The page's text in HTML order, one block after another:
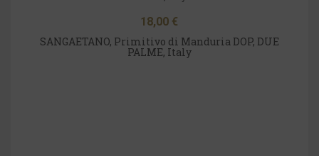
Kaina
18,00 €
SANGAETANO, Primitivo di Manduria DOP, DUE
PALME, Italy